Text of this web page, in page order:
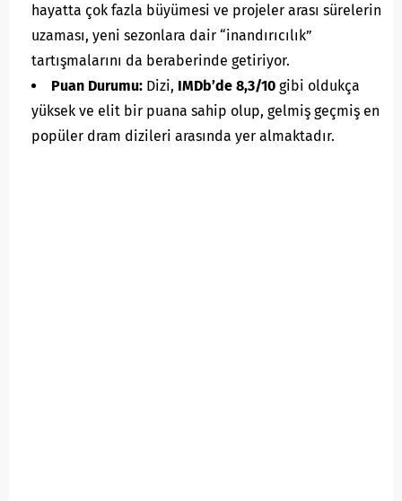
hayatta çok fazla büyümesi ve projeler arası sürelerin
uzaması, yeni sezonlara dair “inandırıcılık”
tartışmalarını da beraberinde getiriyor.
Puan Durumu: Dizi, IMDb’de 8,3/10 gibi oldukça
yüksek ve elit bir puana sahip olup, gelmiş geçmiş en
popüler dram dizileri arasında yer almaktadır.